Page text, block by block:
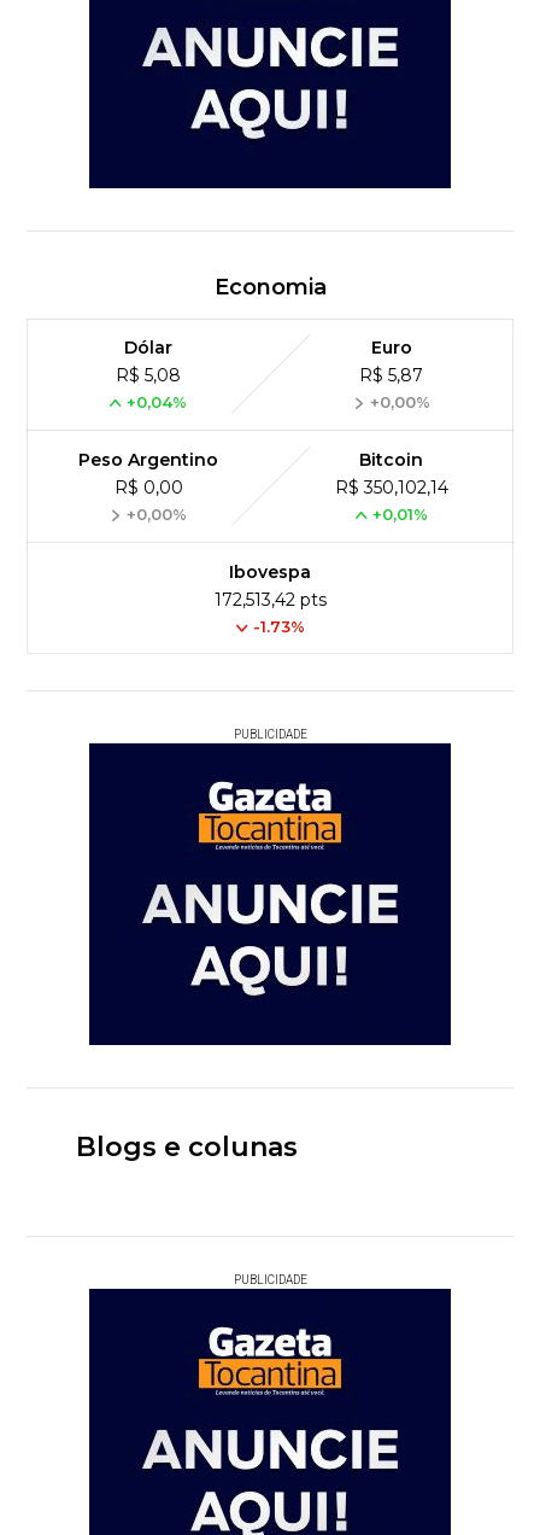
Economia
Dólar
R$ 5,08
+0,04%
Euro
R$ 5,87
+0,00%
Peso Argentino
R$ 0,00
+0,00%
Bitcoin
R$ 350,102,14
+0,01%
Ibovespa
172,513,42 pts
-1.73%
PUBLICIDADE
Blogs e colunas
PUBLICIDADE